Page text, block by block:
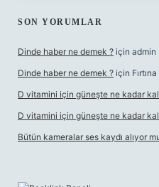
SON YORUMLAR
Dinde haber ne demek ? için admin
Dinde haber ne demek ? için Fırtına
D vitamini için güneşte ne kadar
D vitamini için güneşte ne kadar
Bütün kameralar ses kaydı alıyor